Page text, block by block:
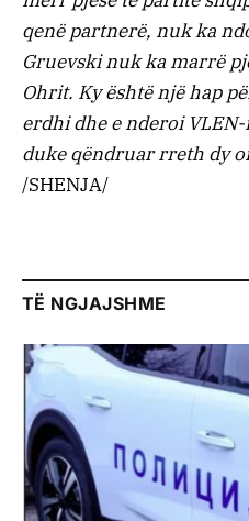
qenë partnerë, nuk ka
Gruevski nuk ka marrë
Ohrit. Ky është një hap
erdhi dhe e nderoi
duke qëndruar rreth dy
/SHENJA/
TË NGJAJSHME